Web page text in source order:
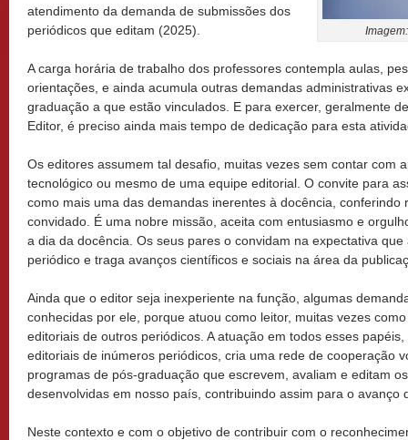
atendimento da demanda de submissões dos
periódicos que editam (2025).
A carga horária de trabalho dos professores contempla aulas,
orientações, e ainda acumula outras demandas administrativas
graduação a que estão vinculados. E para exercer, geralmente
Editor, é preciso ainda mais tempo de dedicação para esta
Os editores assumem tal desafio, muitas vezes sem contar com
tecnológico ou mesmo de uma equipe editorial. O convite para
como mais uma das demandas inerentes à docência, conferindo
convidado. É uma nobre missão, aceita com entusiasmo e
a dia da docência. Os seus pares o convidam na expectativa
periódico e traga avanços científicos e sociais na área da
Ainda que o editor seja inexperiente na função, algumas
conhecidas por ele, porque atuou como leitor, muitas vezes
editoriais de outros periódicos. A atuação em todos esses
editoriais de inúmeros periódicos, cria uma rede de cooperação
programas de pós-graduação que escrevem, avaliam e editam
desenvolvidas em nosso país, contribuindo assim para o avanço
Neste contexto e com o objetivo de contribuir com o